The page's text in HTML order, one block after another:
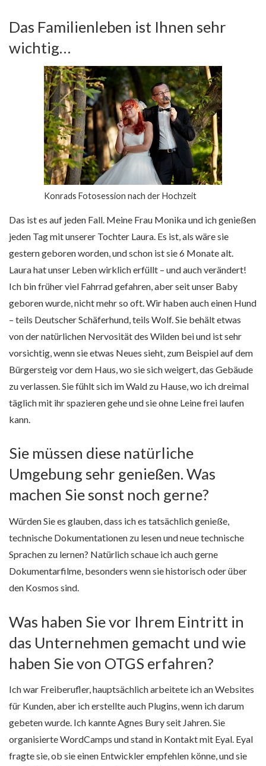
Das Familienleben ist Ihnen sehr
wichtig…
Konrads Fotosession nach der Hochzeit
Das ist es auf jeden Fall. Meine Frau Monika und ich genießen
jeden Tag mit unserer Tochter Laura. Es ist, als wäre sie
gestern geboren worden, und schon ist sie 6 Monate alt.
Laura hat unser Leben wirklich erfüllt – und auch verändert!
Ich bin früher viel Fahrrad gefahren, aber seit unser Baby
geboren wurde, nicht mehr so oft. Wir haben auch einen Hund
– teils Deutscher Schäferhund, teils Wolf. Sie behält etwas
von der natürlichen Nervosität des Wilden bei und ist sehr
vorsichtig, wenn sie etwas Neues sieht, zum Beispiel auf dem
Bürgersteig vor dem Haus, wo sie sich weigert, das Gebäude
zu verlassen. Sie fühlt sich im Wald zu Hause, wo ich dreimal
täglich mit ihr spazieren gehe und sie ohne Leine frei laufen
kann.
Sie müssen diese natürliche
Umgebung sehr genießen. Was
machen Sie sonst noch gerne?
Würden Sie es glauben, dass ich es tatsächlich genieße,
technische Dokumentationen zu lesen und neue technische
Sprachen zu lernen? Natürlich schaue ich auch gerne
Dokumentarfilme, besonders wenn sie historisch oder über
den Kosmos sind.
Was haben Sie vor Ihrem Eintritt in
das Unternehmen gemacht und wie
haben Sie von OTGS erfahren?
Ich war Freiberufler, hauptsächlich arbeitete ich an Websites
für Kunden, aber ich erstellte auch Plugins, wenn ich darum
gebeten wurde. Ich kannte Agnes Bury seit Jahren. Sie
organisierte WordCamps und stand in Kontakt mit Eyal. Eyal
fragte sie, ob sie einen Entwickler empfehlen könne, und sie